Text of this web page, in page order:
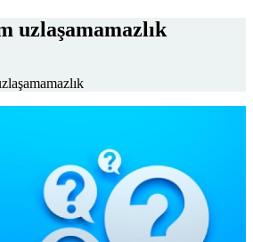
uzlaşamamazlık